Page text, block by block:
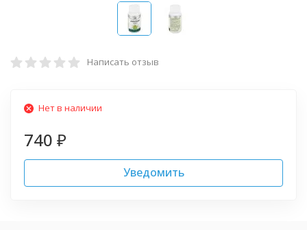
Написать отзыв
Нет в наличии
740 ₽
Уведомить